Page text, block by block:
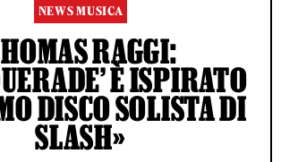
NEWS MUSICA
RAGGI:
È ISPIRATO
DISCO SOLISTA DI
SLASH»